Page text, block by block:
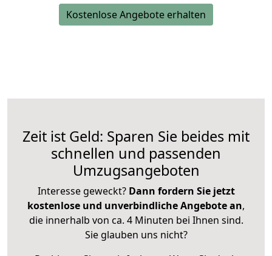
Kostenlose Angebote erhalten
Zeit ist Geld: Sparen Sie beides mit
schnellen und passenden
Umzugsangeboten
Interesse geweckt? Dann fordern Sie jetzt
kostenlose und unverbindliche Angebote an,
die innerhalb von ca. 4 Minuten bei Ihnen sind.
Sie glauben uns nicht?